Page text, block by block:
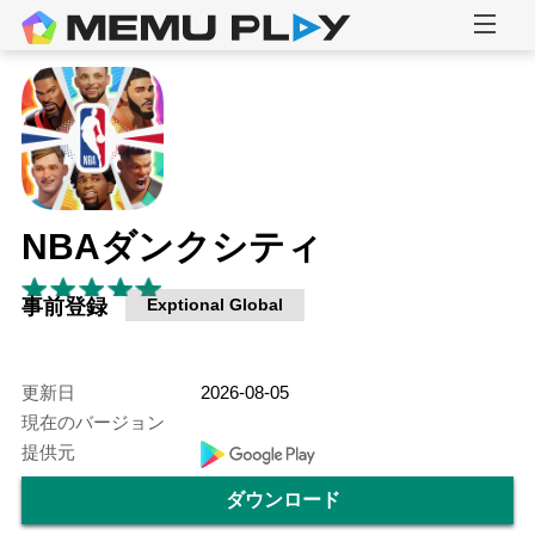
NBAダンクシティ
事前登録 Exptional Global
更新日
2026-08-05
現在のバージョン
提供元
ダウンロード